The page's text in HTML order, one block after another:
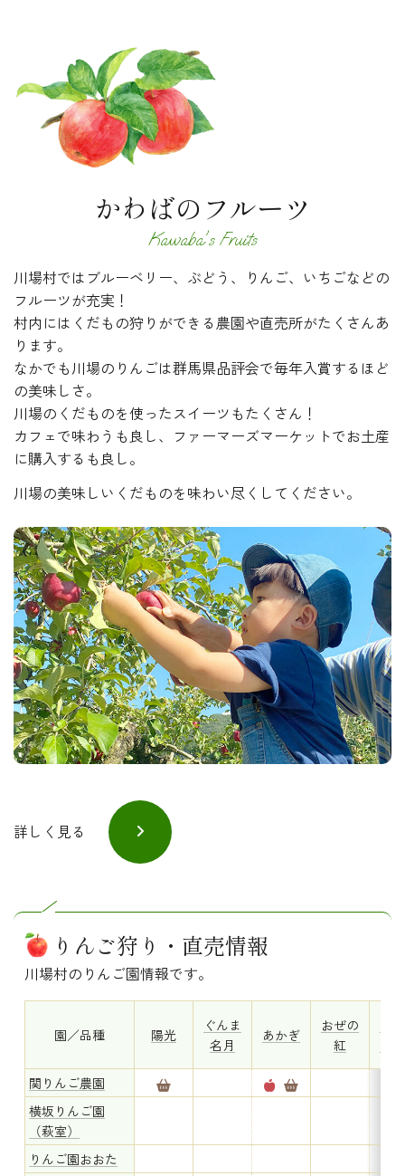
かわばのフルーツ
Kawaba's Fruits
川場村ではブルーベリー、ぶどう、りんご、いちごなどの
フルーツが充実！
村内にはくだもの狩りができる農園や直売所がたくさんあ
ります。
なかでも川場のりんごは群馬県品評会で毎年入賞するほど
の美味しさ。
川場のくだものを使ったスイーツもたくさん！
カフェで味わうも良し、ファーマーズマーケットでお土産
に購入するも良し。
川場の美味しいくだものを味わい尽くしてください。
詳しく見る
りんご狩り・直売情報
川場村のりんご園情報です。
園／品種 陽光
ぐんま
名月
あかぎ
おぜの
紅
関りんご農園
横坂りんご園
（萩室）
りんご園おおた